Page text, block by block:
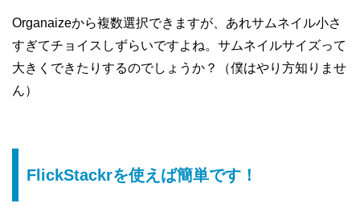
Organaizeから複数選択できますが、あれサムネイル小さ
すぎてチョイスしずらいですよね。サムネイルサイズって
大きくできたりするのでしょうか？（僕はやり方知りませ
ん）
FlickStackrを使えば簡単です！